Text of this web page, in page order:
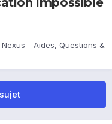
- Aides, Questions &